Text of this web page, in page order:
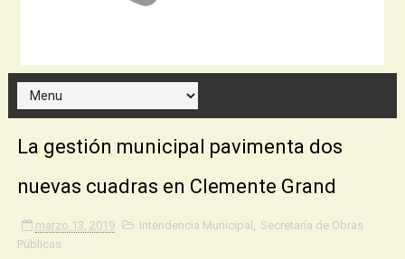
La gestión municipal pavimenta dos
nuevas cuadras en Clemente Grand
marzo 13, 2019 Intendencia Municipal
Secretaría de Obras
Públicas